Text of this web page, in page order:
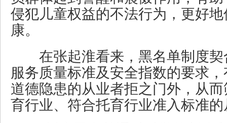
侵犯儿童权益的不法行为，更好
康。
在张起淮看来，黑名单制度契
服务质量标准及安全指数的要求
道德隐患的从业者拒之门外，从
育行业、符合托育行业准入标准